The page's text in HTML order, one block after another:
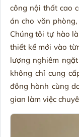
công nội thất cao
án cho văn
Chúng tôi tự hào
thiết kế mới vào
lượng nghiêm
không chỉ cung
đồng hành cùng
gian làm việc